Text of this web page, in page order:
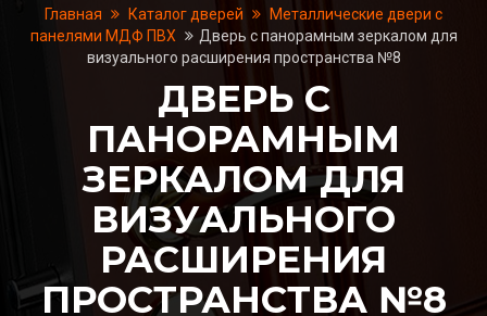
Главная Каталог дверей
Металлические двери с
панелями МДФ ПВХ
Дверь с панорамным зеркалом для
визуального расширения пространства №8
ДВЕРЬ С
ПАНОРАМНЫМ
ЗЕРКАЛОМ ДЛЯ
ВИЗУАЛЬНОГО
РАСШИРЕНИЯ
ПРОСТРАНСТВА №8